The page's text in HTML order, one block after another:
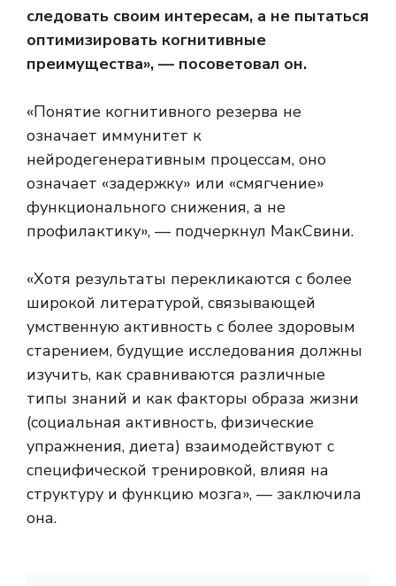
следовать своим интересам, а не пытаться
оптимизировать когнитивные
преимущества», — посоветовал он.
«Понятие когнитивного резерва не
означает иммунитет к
нейродегенеративным процессам, оно
означает «задержку» или «смягчение»
функционального снижения, а не
профилактику», — подчеркнул МакСвини.
«Хотя результаты перекликаются с более
широкой литературой, связывающей
умственную активность с более здоровым
старением, будущие исследования должны
изучить, как сравниваются различные
типы знаний и как факторы образа жизни
(социальная активность, физические
упражнения, диета) взаимодействуют с
специфической тренировкой, влияя на
структуру и функцию мозга», — заключила
она.